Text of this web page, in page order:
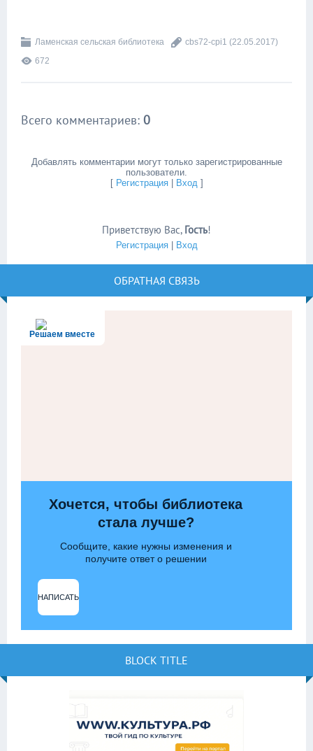
Ламенская сельская библиотека cbs72-cpi1 (22.05.2017)
672
Всего комментариев: 0
Добавлять комментарии могут только зарегистрированные
пользователи.
[ Регистрация| Вход]
Приветствую Вас, Гость!
Регистрация| Вход
ОБРАТНАЯ СВЯЗЬ
Решаем вместе
Хочется, чтобы библиотека
стала лучше?
Сообщите, какие нужны изменения и
получите ответ о решении
НАПИСАТЬ
BLOCK TITLE